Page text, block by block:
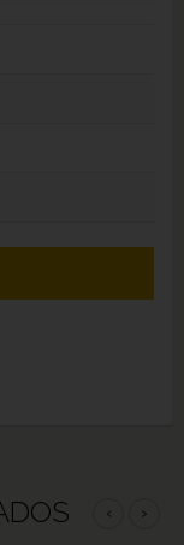
‹ ›